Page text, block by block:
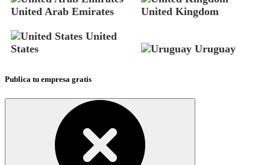
United Arab Emirates United Kingdom
United
States
Uruguay
Publica tu empresa gratis